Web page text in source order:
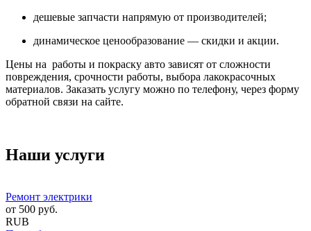
дешевые запчасти напрямую от производителей;
динамическое ценообразование — скидки и акции.
Цены на работы и покраску авто зависят от сложности
повреждения, срочности работы, выбора лакокрасочных
материалов. Заказать услугу можно по телефону, через форму
обратной связи на сайте.
Наши услуги
Ремонт электрики
от 500 руб.
RUB